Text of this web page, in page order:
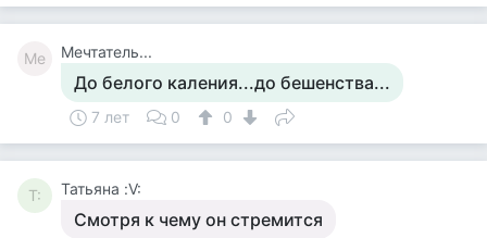
Ме Мечтатель...
До белого каления...до бешенства...
7 лет 0 0
Т: Татьяна :V:
Смотря к чему он стремится